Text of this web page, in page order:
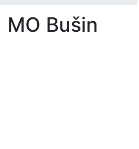
MO Bušin